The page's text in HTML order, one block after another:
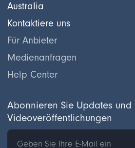
Australia
Kontaktiere uns
Für Anbieter
Medienanfragen
Help Center
Abonnieren Sie Updates und
Videoveröffentlichungen